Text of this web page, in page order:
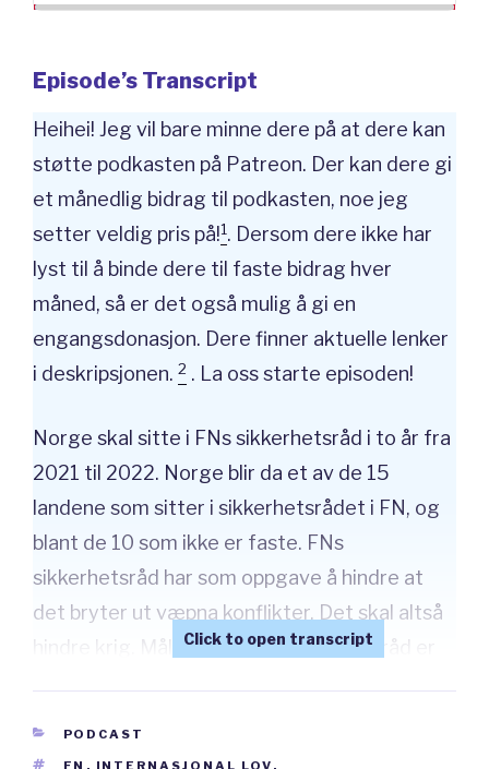
Rate
Episode’s Transcript
Heihei! Jeg vil bare minne dere på at dere kan
støtte podkasten på Patreon. Der kan dere gi
et månedlig bidrag til podkasten, noe jeg
setter veldig pris på!1. Dersom dere ikke har
lyst til å binde dere til faste bidrag hver
måned, så er det også mulig å gi en
engangsdonasjon. Dere finner aktuelle lenker
i deskripsjonen. 2 . La oss starte episoden!
Norge skal sitte i FNs sikkerhetsråd i to år fra
2021 til 2022. Norge blir da et av de 15
landene som sitter i sikkerhetsrådet i FN, og
blant de 10 som ikke er faste. FNs
sikkerhetsråd har som oppgave å hindre at
det bryter ut væpna konflikter. Det skal altså
hindre krig. Målet med FNs sikkerhetsråd er
krig og våpen. Likevel kan FNs sikkerhetsråd
CATEGORIES
PODCAST
TAGS